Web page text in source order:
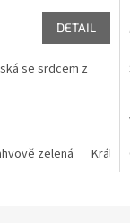
zelená Khaki
DETAIL
se srdcem z
zelená